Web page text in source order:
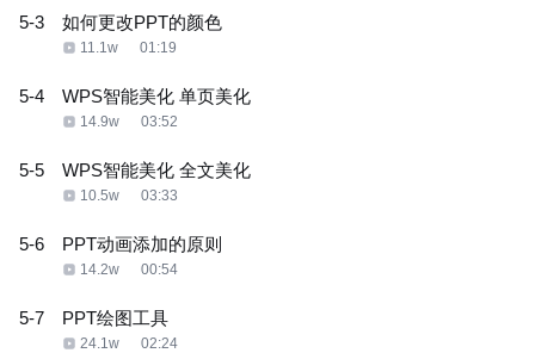
5-3 如何更改PPT的颜色
11.1w 01:19
5-4 WPS智能美化 单页美化
14.9w 03:52
5-5 WPS智能美化 全文美化
10.5w 03:33
5-6 PPT动画添加的原则
14.2w 00:54
5-7 PPT绘图工具
24.1w 02:24